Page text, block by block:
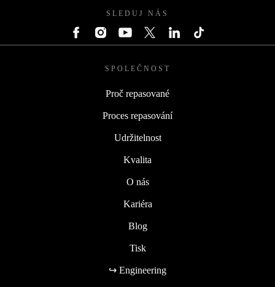
SLEDUJ NÁS
SPOLEČNOST
Proč repasované
Proces repasování
Udržitelnost
Kvalita
O nás
Kariéra
Blog
Tisk
↪ Engineering